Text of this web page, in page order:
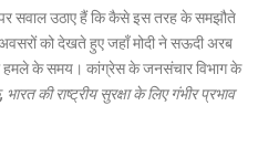
पर सवाल उठाए हैं कि कैसे इस तरह के समझौते
को देखते हुए जहाँ मोदी ने सऊदी अरब
की राष्ट्रीय सुरक्षा के लिए गंभीर प्रभाव